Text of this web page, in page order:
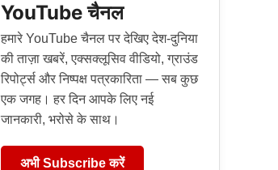
YouTube चैनल
हमारे YouTube चैनल पर देखिए देश-दुनिया
की ताज़ा खबरें, एक्सक्लूसिव वीडियो, ग्राउंड
रिपोर्ट्स और निष्पक्ष पत्रकारिता — सब कुछ
एक जगह। हर दिन आपके लिए नई
जानकारी, भरोसे के साथ।
अभी Subscribe करें